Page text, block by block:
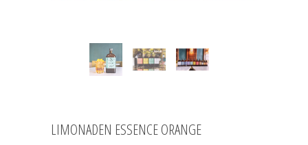
LIMONADEN ESSENCE ORANGE